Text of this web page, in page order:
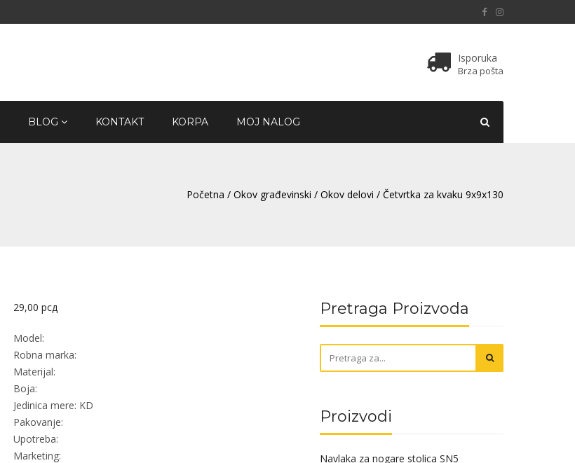
Isporuka
Brza pošta
BLOG KONTAKT KORPA MOJ NALOG
Početna / Okov građevinski / Okov delovi / Četvrtka za kvaku 9x9x130
29,00 рсд
Model:
Robna marka:
Materijal:
Boja:
Jedinica mere: KD
Pakovanje:
Upotreba:
Marketing:
Pretraga Proizvoda
Proizvodi
Navlaka za nogare stolica SN5